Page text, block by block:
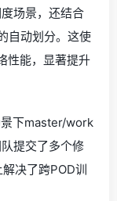
场景，还结合
自动划分。这使
性能，显著提升
下master/work
提交了多个修
决了跨POD训